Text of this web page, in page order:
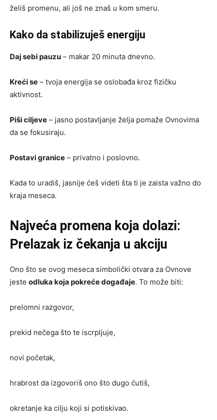
želiš promenu, ali još ne znaš u kom smeru.
Kako da stabilizuješ energiju
Daj sebi pauzu – makar 20 minuta dnevno.
Kreći se – tvoja energija se oslobađa kroz fizičku
aktivnost.
Piši ciljeve – jasno postavljanje želja pomaže Ovnovima
da se fokusiraju.
Postavi granice – privatno i poslovno.
Kada to uradiš, jasnije ćeš videti šta ti je zaista važno do
kraja meseca.
Najveća promena koja dolazi:
Prelazak iz čekanja u akciju
Ono što se ovog meseca simbolički otvara za Ovnove
jeste odluka koja pokreće događaje. To može biti:
prelomni razgovor,
prekid nečega što te iscrpljuje,
novi početak,
hrabrost da izgovoriš ono što dugo ćutiš,
okretanje ka cilju koji si potiskivao.